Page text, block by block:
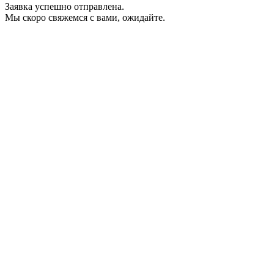
Заявка успешно отправлена.
Мы скоро свяжемся с вами, ожидайте.